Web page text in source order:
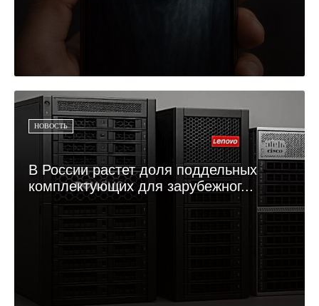
НОВОСТЬ
В России растет доля поддельных
комплектующих для зарубежног...